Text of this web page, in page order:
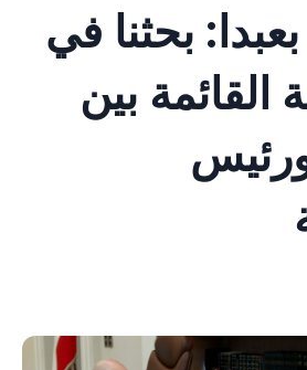
بحثنا في
القائمة بين